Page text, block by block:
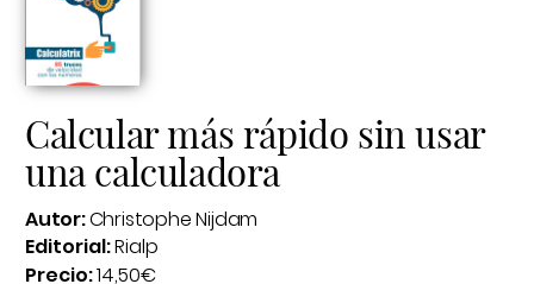
Calcular más rápido sin usar
una calculadora
Autor:Christophe Nijdam
Editorial:Rialp
Precio:14,50€